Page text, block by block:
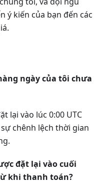
ý kiến của bạn đến các
ngày của tôi chưa
lại vào lúc 0:00 UTC
chênh lệch thời gian
đặt lại vào cuối
khi thanh toán?